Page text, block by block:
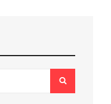
SEARCH